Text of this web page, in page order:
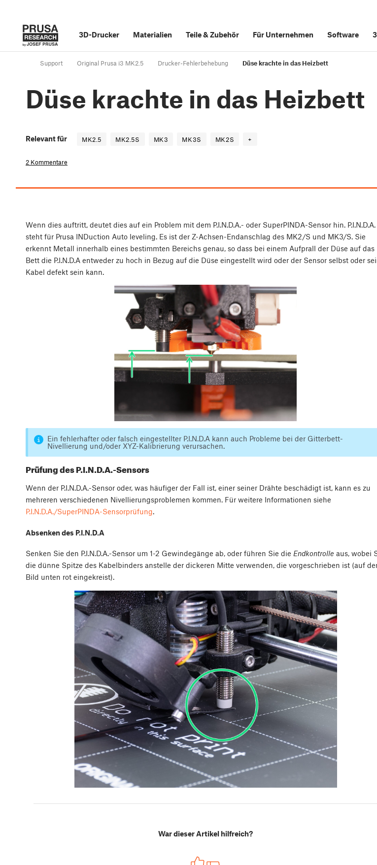
3D-Drucker Materialien Teile&Zubehör Für Unternehmen Software
Support Original Prusa i3 MK2.5 Drucker-Fehlerbehebung Düse krachte in das Heizbett
Düse krachte in das Heizbett
Relevant für MK2.5 MK2.5S MK3 MK3S MK2S +
2 Kommentare
Wenn dies auftritt, deutet dies auf ein Problem mit dem P.I.N.D.A.- oder SuperPINDA-Sensor hin. P.I.N.D.A.
steht für Prusa INDuction Auto leveling. Es ist der Z-Achsen-Endanschlag des MK2/S und MK3/S. Sie
erkennt Metall innerhalb eines bestimmten Bereichs genau, so dass bei einem Aufprall der Düse auf das
Bett die P.I.N.D.A entweder zu hoch in Bezug auf die Düse eingestellt wird oder der Sensor selbst oder
Kabel defekt sein kann.
Ein fehlerhafter oder falsch eingestellter P.I.N.D.A kann auch Probleme bei der Gitterbett-
Nivellierung und/oder XYZ-Kalibrierung verursachen.
Prüfung des P.I.N.D.A.-Sensors
Wenn der P.I.N.D.A.-Sensor oder, was häufiger der Fall ist, einer seiner Drähte beschädigt ist, kann es zu
mehreren verschiedenen Nivellierungsproblemen kommen. Für weitere Informationen siehe
P.I.N.D.A./SuperPINDA-Sensorprüfung.
Absenken des P.I.N.D.A
Senken Sie den P.I.N.D.A.-Sensor um 1-2 Gewindegänge ab, oder führen Sie die Endkontrolle aus, wobei
die dünne Spitze des Kabelbinders anstelle der dickeren Mitte verwenden, die vorgeschrieben ist (auf
Bild unten rot eingekreist).
War dieser Artikel hilfreich?